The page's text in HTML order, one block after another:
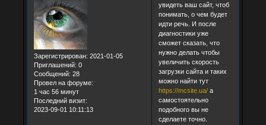
Зарегистрирован: 2021-01-05
Приглашений: 0
Сообщений: 28
Провел на форуме:
1 час 56 минут
Последний визит:
2023-09-01 10:11:13
увидеть ваш сайт, чтоб
понимать, о чем будет
идти речь. И после
диагностики уже
сможет сказать, что
нужно делать чтобы
увеличить скорость
загрузки сайта и таких
можно найти тут
https://mcsite.ua/а
самостоятельно
подобного вы не
сделаете точно.